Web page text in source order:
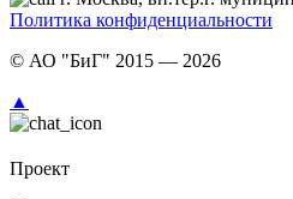
Политика конфиденциальности
© АО "БиГ" 2015 — 2026
▲
Проект